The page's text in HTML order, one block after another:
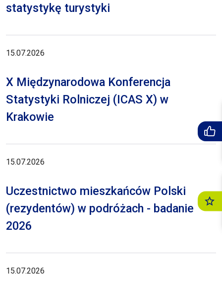
statystykę turystyki
15.07.2026
X Międzynarodowa Konferencja
Statystyki Rolniczej (ICAS X) w
Krakowie
15.07.2026
Uczestnictwo mieszkańców Polski
(rezydentów) w podróżach - badanie
2026
15.07.2026